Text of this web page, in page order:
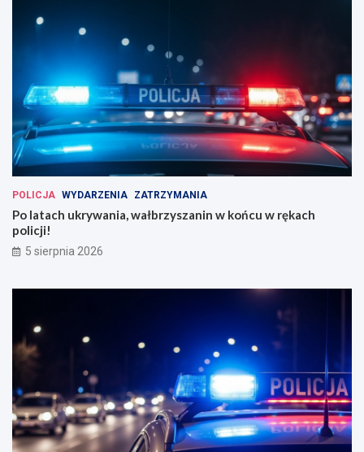
POLICJA WYDARZENIA ZATRZYMANIA
Po latach ukrywania, wałbrzyszanin w końcu w rękach
policji!
5 sierpnia 2026